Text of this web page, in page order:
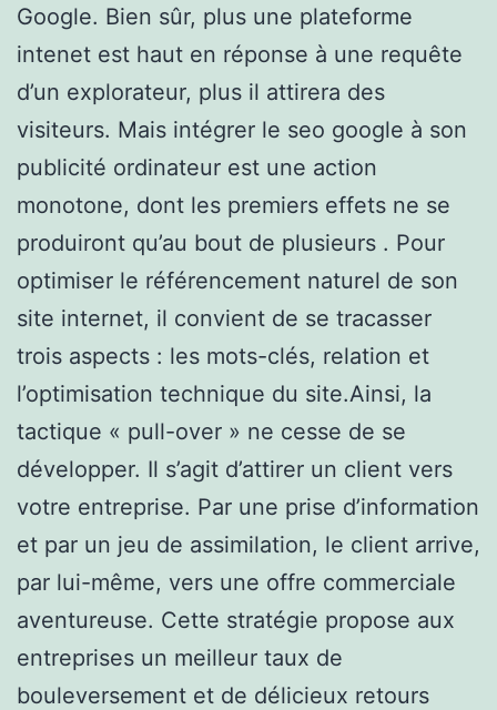
Google. Bien sûr, plus une plateforme
intenet est haut en réponse à une requête
d’un explorateur, plus il attirera des
visiteurs. Mais intégrer le seo google à son
publicité ordinateur est une action
monotone, dont les premiers effets ne se
produiront qu’au bout de plusieurs . Pour
optimiser le référencement naturel de son
site internet, il convient de se tracasser
trois aspects : les mots-clés, relation et
l’optimisation technique du site.Ainsi, la
tactique « pull-over » ne cesse de se
développer. Il s’agit d’attirer un client vers
votre entreprise. Par une prise d’information
et par un jeu de assimilation, le client arrive,
par lui-même, vers une offre commerciale
aventureuse. Cette stratégie propose aux
entreprises un meilleur taux de
bouleversement et de délicieux retours